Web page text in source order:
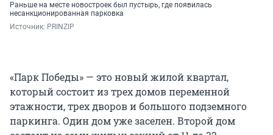
Раньше на месте новостроек был пустырь, где появилась
несанкционированная парковка
Источник: PRINZIP
«Парк Победы» — это новый жилой квартал,
который состоит из трех домов переменной
этажности, трех дворов и большого подземного
паркинга. Один дом уже заселен. Второй дом